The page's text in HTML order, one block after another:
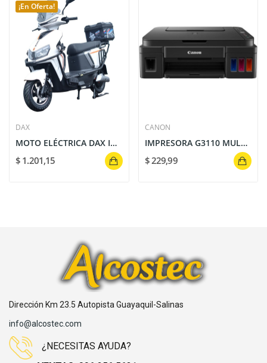
¡En Oferta!
DAX
MOTO ELÉCTRICA DAX IMPACT 1200W GRIS – 70 KM DE...
$ 1.201,15
CANON
IMPRESORA G3110 MULTIFUNCION TINTA CONTINUA...
$ 229,99
Dirección Km 23.5 Autopista Guayaquil-Salinas
info@alcostec.com
¿NECESITAS AYUDA?